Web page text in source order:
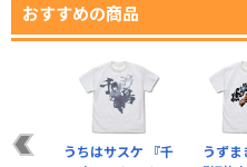
おすすめの商品
うずま
うちはサスケ 『千